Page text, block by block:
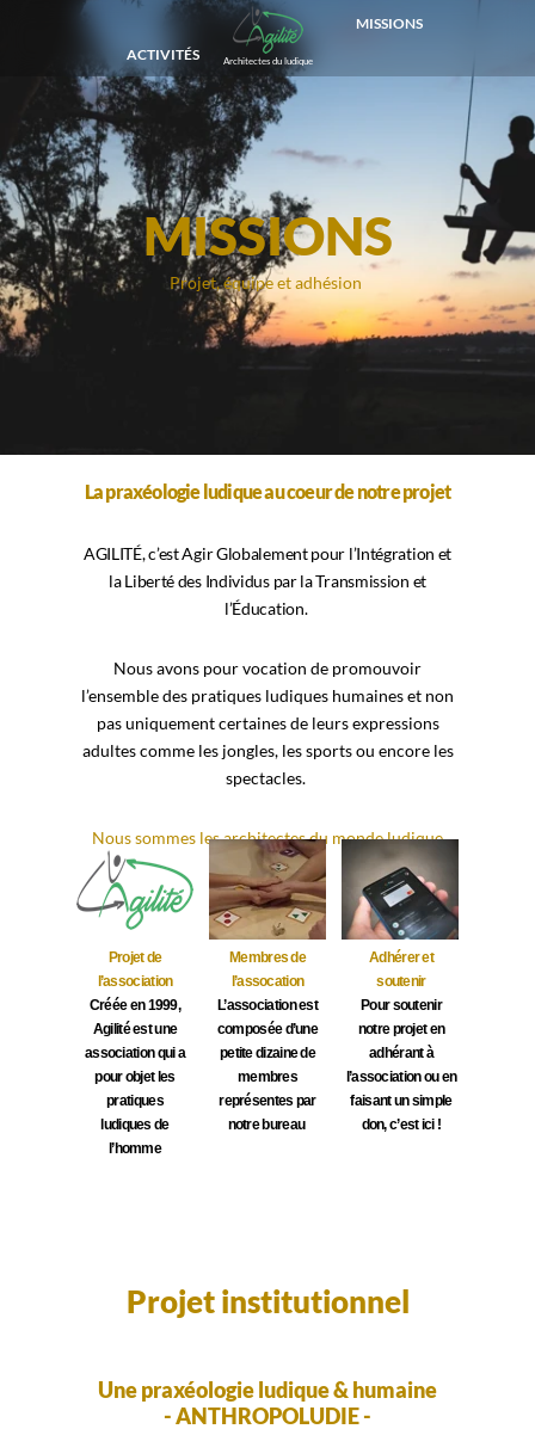
ACTIVITÉS Architectes du ludique
MISSIONS
MISSIONS
Projet, équipe et adhésion
La praxéologie ludique au coeur de notre projet
AGILITÉ, c’est Agir Globalement pour l’Intégration et
la Liberté des Individus par la Transmission et
l’Éducation.
Nous avons pour vocation de promouvoir
l’ensemble des pratiques ludiques humaines et non
pas uniquement certaines de leurs expressions
adultes comme les jongles, les sports ou encore les
spectacles.
Nous sommes les architectes du monde ludique
Projet de
l’association
Créée en 1999,
Agilité est une
association qui a
pour objet les
pratiques
ludiques de
l’homme
Membres de
l’assocation
L’association est
composée d’une
petite dizaine de
membres
représentes par
notre bureau
Adhérer et
soutenir
Pour soutenir
notre projet en
adhérant à
l’association ou en
faisant un simple
don, c’est ici !
Projet institutionnel
Une praxéologie ludique & humaine
- ANTHROPOLUDIE -